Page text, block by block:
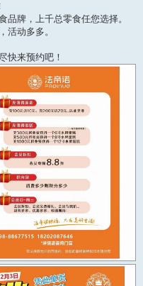
品牌，上千总零食任您选择。
活动多多。
快来预约吧！